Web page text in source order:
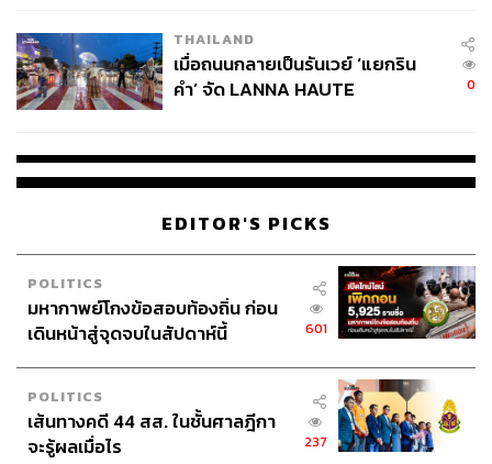
ราคาปิดของ SET50 ณ วันทำการใดตลอดช่วงอายุ
ของตราสาร ไม่เคยสูงกว่าหรือเท่ากับราคา Knock-Out
Price (Knock-Out Event Never Occurs)
ตราสาร) ราคาปิดต่ำกว่า Strike Price: ได้รับคืนเฉพาะ
เงินต้น
Price และ Knock-Out Price: ได้รับผลตอบแทนที่เกิดขึ้น
ตามการเปลี่ยนแปลงของดัชนี SET50 โดยมี PR 40%
ส่งผลให้โอกาสได้ผลตอบแทนสูงสุดอยู่ที่ 6%* ต่อปี
ราคาปิดของ SET50 ณ วันทำการใดตลอดช่วงอายุ
ของตราสาร เคยอยู่สูงกว่าหรือเท่ากับราคา Knock-Out
ได้รับผลตอบแทนที่อัตรา Rebate คือ 0.1%* ต่อปี
THAILAND
เมื่อถนนกลายเป็นรันเวย์ ‘แยกริน
คำ’ จัด LANNA HAUTE
0
EDITOR'S PICKS
POLITICS
มหากาพย์โกงข้อสอบท้องถิ่น ก่อน
เดินหน้าสู่จุดจบในสัปดาห์นี้
601
POLITICS
เส้นทางคดี 44 สส. ในชั้นศาลฎีกา
จะรู้ผลเมื่อไร
237